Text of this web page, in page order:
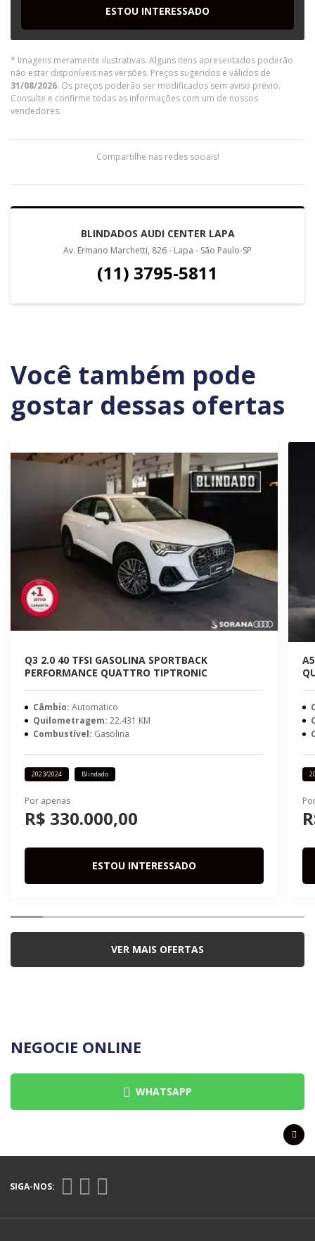
ESTOU INTERESSADO
* Imagens meramente ilustrativas. Alguns itens apresentados poderão
não estar disponíveis nas versões. Preços sugeridos e válidos de
31/08/2026. Os preços poderão ser modificados sem aviso prévio.
Consulte e confirme todas as informações com um de nossos
vendedores.
Compartilhe nas redes sociais!
BLINDADOS AUDI CENTER LAPA
Av. Ermano Marchetti, 826 - Lapa - São Paulo-SP
(11) 3795-5811
Você também pode
gostar dessas ofertas
Q3 2.0 40 TFSI GASOLINA SPORTBACK
PERFORMANCE QUATTRO TIPTRONIC
Câmbio: Automatico
Quilometragem: 22.431 KM
Combustível: Gasolina
2023/2024 Blindado
Por apenas
R$ 330.000,00
ESTOU INTERESSADO
VER MAIS OFERTAS
NEGOCIE ONLINE
WHATSAPP
SIGA-NOS: